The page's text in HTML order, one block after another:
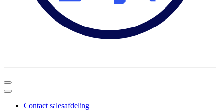
Contact salesafdeling